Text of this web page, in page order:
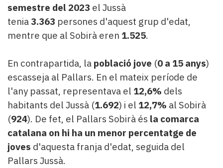
semestre del 2023 el Jussà
tenia3.363 persones d'aquest grup d'edat,
mentre que al Sobirà eren 1.525.
En contrapartida, la població jove (0 a 15 anys)
escasseja al Pallars. En el mateix període de
l'any passat, representava el 12,6% dels
habitants del Jussà (1.692) i el 12,7% al Sobirà
(924). De fet, el Pallars Sobirà és la comarca
catalana on hi ha un menor percentatge de
joves d'aquesta franja d'edat, seguida del
Pallars Jussà.